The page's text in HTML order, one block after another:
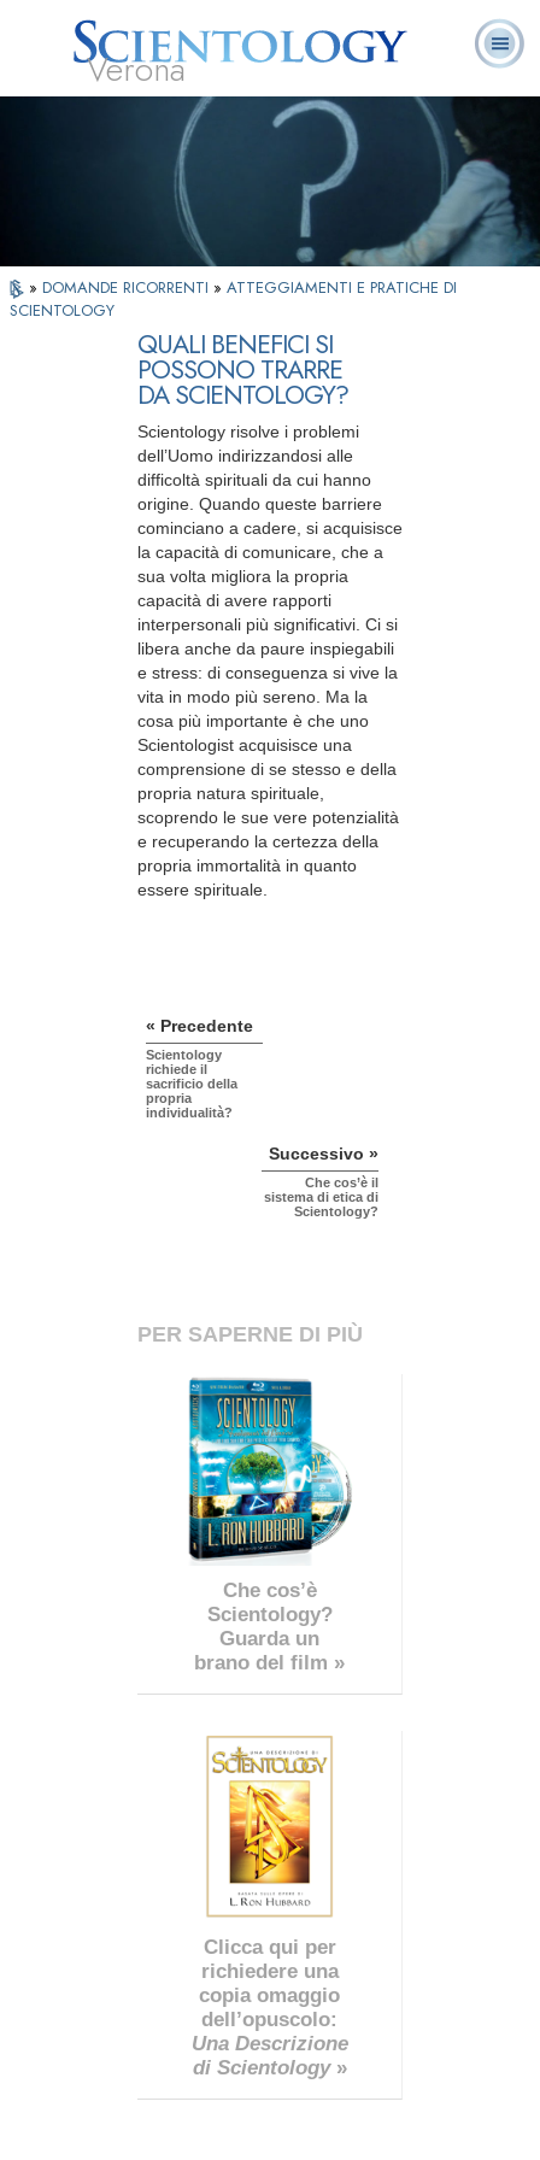
Verona
Che cos’è
Scientology?
Ministri
Volontari
Domande
ricorrenti
» DOMANDE RICORRENTI » ATTEGGIAMENTI E PRATICHE DI
SCIENTOLOGY
QUALI BENEFICI SI
POSSONO TRARRE
DA SCIENTOLOGY?
Scientology risolve i problemi
dell’Uomo indirizzandosi alle
difficoltà spirituali da cui hanno
origine. Quando queste barriere
cominciano a cadere, si acquisisce
la capacità di comunicare, che a
sua volta migliora la propria
capacità di avere rapporti
interpersonali più significativi. Ci si
libera anche da paure inspiegabili
e stress: di conseguenza si vive la
vita in modo più sereno. Ma la
cosa più importante è che uno
Scientologist acquisisce una
comprensione di se stesso e della
propria natura spirituale,
scoprendo le sue vere potenzialità
e recuperando la certezza della
propria immortalità in quanto
essere spirituale.
« Precedente
Scientology
richiede il
sacrificio della
propria
individualità?
Successivo »
Che cos’è il
sistema di etica di
Scientology?
PER SAPERNE DI PIÙ
Che cos’è
Scientology?
Guarda un
brano del film »
Clicca qui per
richiedere una
copia omaggio
dell’opuscolo:
Una Descrizione
di Scientology»